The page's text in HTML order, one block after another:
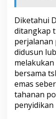
Diketahui
ditangkap
perjalanan
didusun
bersama
emas
tahanan
penyidikan